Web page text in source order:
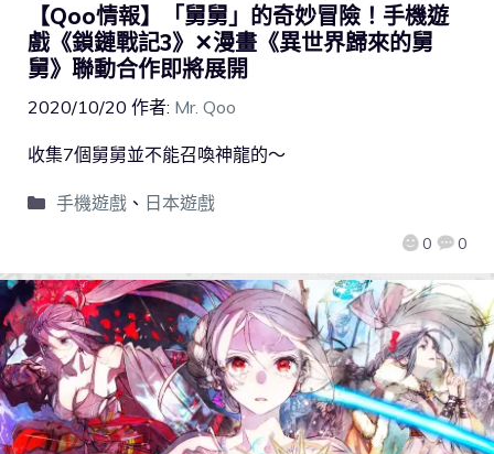
【Qoo情報】「舅舅」的奇妙冒險！手機遊
戲《鎖鏈戰記3》✕漫畫《異世界歸來的舅
舅》聯動合作即將展開
2020/10/20 作者: Mr. Qoo
0 0
收集7個舅舅並不能召喚神龍的～
手機遊戲、 日本遊戲